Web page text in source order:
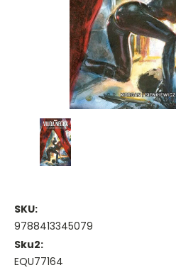
SKU:
9788413345079
Sku2:
EQU77164